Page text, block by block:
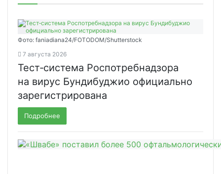
Фото: faniadiana24/FOTODOM/Shutterstock
7 августа 2026
Тест‑система Роспотребнадзора
на вирус Бундибуджио официально
зарегистрирована
Подробнее